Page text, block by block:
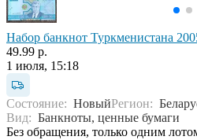
Набор банкнот Туркменистана
49.99 р.
1 июля, 15:18
Состояние: НовыйРегион:
Вид: Банкноты, ценные бумаги
Без обращения, только одним